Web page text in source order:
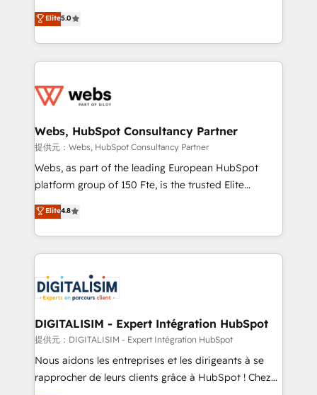
Execution • 750+ onboardings and 2,000+
implementations • Deep expertise across marketing,
BBD Boom is the HubSpot partner that can help you
to HubSpot Better. We work with your teams to
solve all your HubSpot challenges and improve user
adoption, sales process and marketing results.
the first time 🔧 Designing and optimising your
and build using HubSpot 🔌 Integrating HubSpot
with other systems 🎓 Training your teams to be
HubSpot pros 📊 Lead generation services using
HubSpot Why us? - SIX HubSpot Accreditations -
CRM, Solutions Architecture, Onboarding , Data
Migration, Custom Integration & Platform
team of 25+ experts Contact us today to help you
get more from your investment in HubSpot.
Elite5.0
Webs, HubSpot Consultancy Partner
提供元：Webs, HubSpot Consultancy Partner
Webs, as part of the leading European HubSpot
platform group of 150 Fte, is the trusted Elite
HubSpot CRM Partner offering you a roadmap on
maximizing EBITDA and achieving Commercial
Excellence. With our targeted processes, we
strengthen your digital transformation and minimize
Implementation partner, we provide expertise to
drive your business forward. Since 2015 we are fully
dedicated to HubSpot and with an experienced
team (50+), we work with reputable companies in
B2B sectors such as manufacturing, SaaS and
business services. We prepare a customized
Elite4.8
DIGITALISIM - Expert Intégration HubSpot
提供元：DIGITALISIM - Expert Intégration HubSpot
Nous aidons les entreprises et les dirigeants à se
rapprocher de leurs clients grâce à HubSpot ! Chez